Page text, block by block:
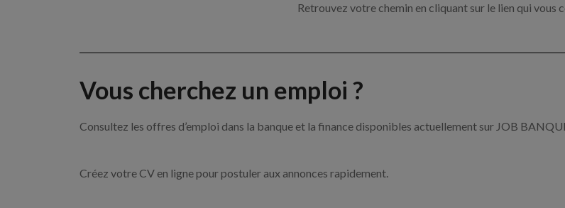
Retrouvez votre chemin en cliquant sur le lien qui vous
Vous cherchez un emploi ?
Consultez les offres d’emploi dans la banque et la finance disponibles actuellement sur JOB
Créez votre CV en ligne pour postuler aux annonces rapidement.